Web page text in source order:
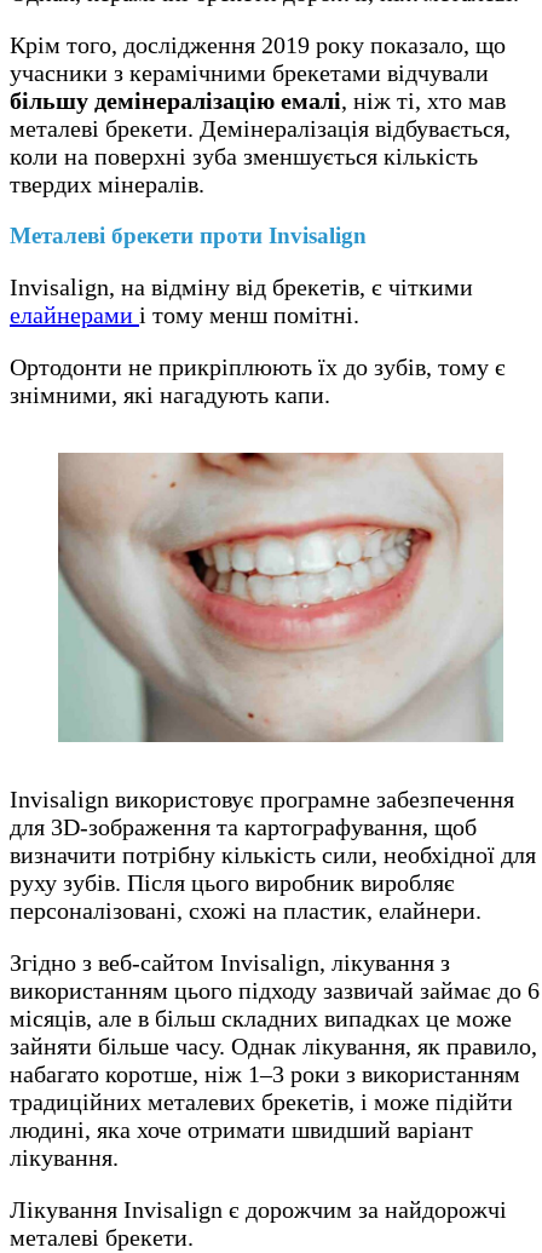
Крім того, дослідження 2019 року показало, що
учасники з керамічними брекетами відчували
більшу демінералізацію емалі, ніж ті, хто мав
металеві брекети. Демінералізація відбувається,
коли на поверхні зуба зменшується кількість
твердих мінералів.
Металеві брекети проти Invisalign
Invisalign, на відміну від брекетів, є чіткими
елайнерами і тому менш помітні.
Ортодонти не прикріплюють їх до зубів, тому є
знімними, які нагадують капи.
Invisalign використовує програмне забезпечення
для 3D-зображення та картографування, щоб
визначити потрібну кількість сили, необхідної для
руху зубів. Після цього виробник виробляє
персоналізовані, схожі на пластик, елайнери.
Згідно з веб-сайтом Invisalign, лікування з
використанням цього підходу зазвичай займає до 6
місяців, але в більш складних випадках це може
зайняти більше часу. Однак лікування, як правило,
набагато коротше, ніж 1–3 роки з використанням
традиційних металевих брекетів, і може підійти
людині, яка хоче отримати швидший варіант
лікування.
Лікування Invisalign є дорожчим за найдорожчі
металеві брекети.